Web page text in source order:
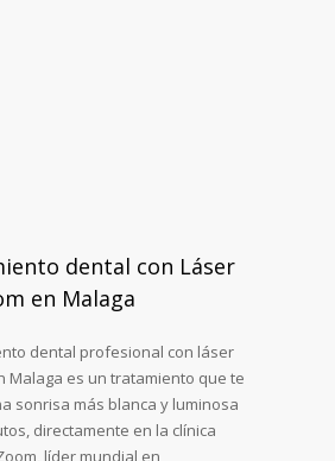
dental con Láser
en Malaga
dental profesional con láser
Malaga es un tratamiento que te
sonrisa más blanca y luminosa
directamente en la clínica
líder mundial en